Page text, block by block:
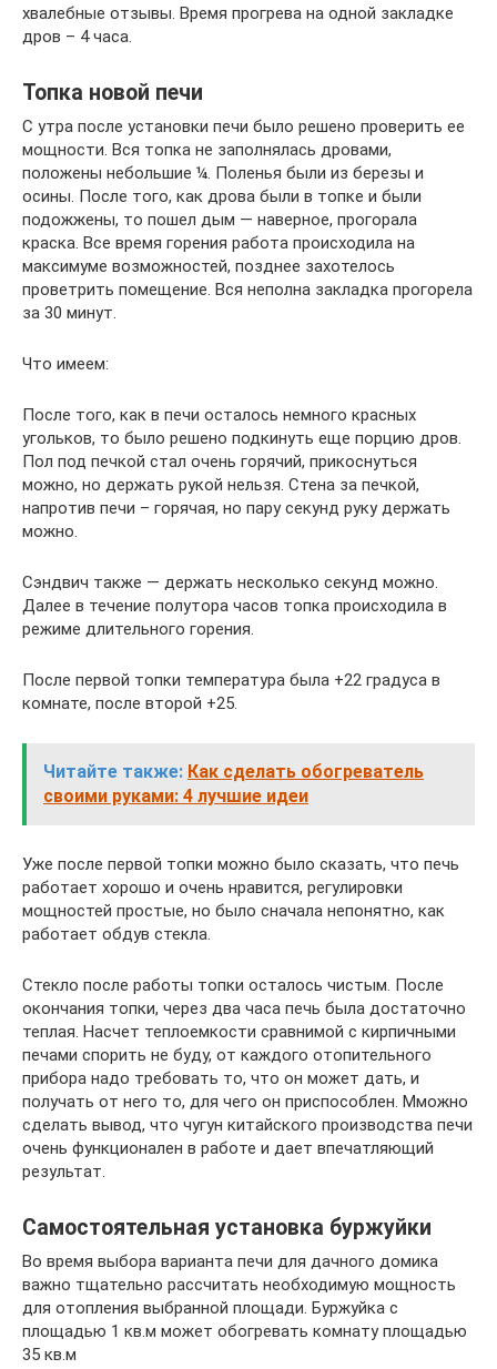
хвалебные отзывы. Время прогрева на одной закладке
дров – 4 часа.
Топка новой печи
С утра после установки печи было решено проверить ее
мощности. Вся топка не заполнялась дровами,
положены небольшие ¼. Поленья были из березы и
осины. После того, как дрова были в топке и были
подожжены, то пошел дым — наверное, прогорала
краска. Все время горения работа происходила на
максимуме возможностей, позднее захотелось
проветрить помещение. Вся неполна закладка прогорела
за 30 минут.
Что имеем:
После того, как в печи осталось немного красных
угольков, то было решено подкинуть еще порцию дров.
Пол под печкой стал очень горячий, прикоснуться
можно, но держать рукой нельзя. Стена за печкой,
напротив печи – горячая, но пару секунд руку держать
можно.
Сэндвич также — держать несколько секунд можно.
Далее в течение полутора часов топка происходила в
режиме длительного горения.
После первой топки температура была +22 градуса в
комнате, после второй +25.
Читайте также: Как сделать обогреватель
своими руками: 4 лучшие идеи
Уже после первой топки можно было сказать, что печь
работает хорошо и очень нравится, регулировки
мощностей простые, но было сначала непонятно, как
работает обдув стекла.
Стекло после работы топки осталось чистым. После
окончания топки, через два часа печь была достаточно
теплая. Насчет теплоемкости сравнимой с кирпичными
печами спорить не буду, от каждого отопительного
прибора надо требовать то, что он может дать, и
получать от него то, для чего он приспособлен. Мможно
сделать вывод, что чугун китайского производства печи
очень функционален в работе и дает впечатляющий
результат.
Самостоятельная установка буржуйки
Во время выбора варианта печи для дачного домика
важно тщательно рассчитать необходимую мощность
для отопления выбранной площади. Буржуйка с
площадью 1 кв.м может обогревать комнату площадью
35 кв.м